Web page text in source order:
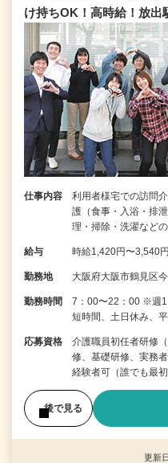
け持ちOK！高時給！放出
仕事内容
利用者様宅での訪問
護（食事・入浴・排
理・掃除・洗濯など
給与 時給1,420円〜3,540円
勤務地 大阪府大阪市鶴見区
勤務時間
7：00〜22：00 ※週1
短時間、土日休み、
応募資格
介護職員初任者研修
修、基礎研修、実務
経験者可（誰でも最初
後で見る
更新